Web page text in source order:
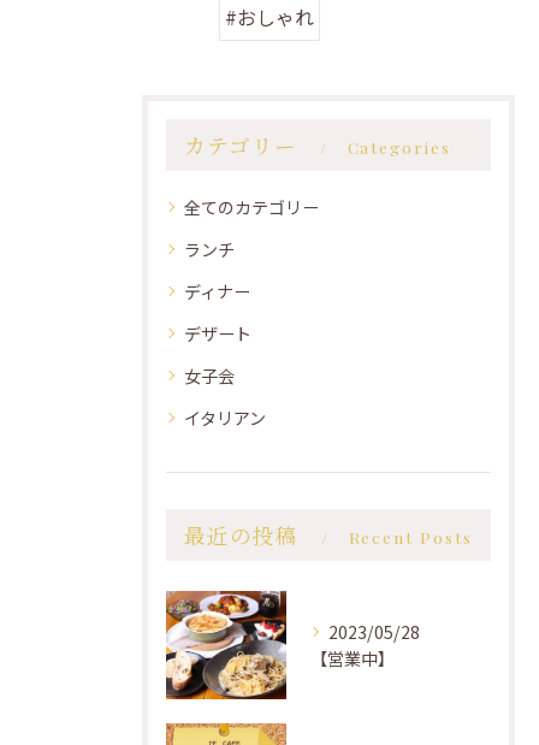
#おしゃれ
カテゴリー Categories
全てのカテゴリー
ランチ
ディナー
デザート
女子会
イタリアン
最近の投稿 Recent Posts
2023/05/28
【営業中】